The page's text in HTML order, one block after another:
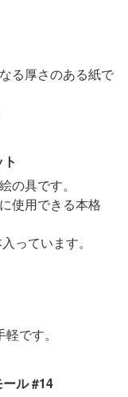
る厚さのある紙で
の具です。
使用できる本格
っています。
です。
ル #14